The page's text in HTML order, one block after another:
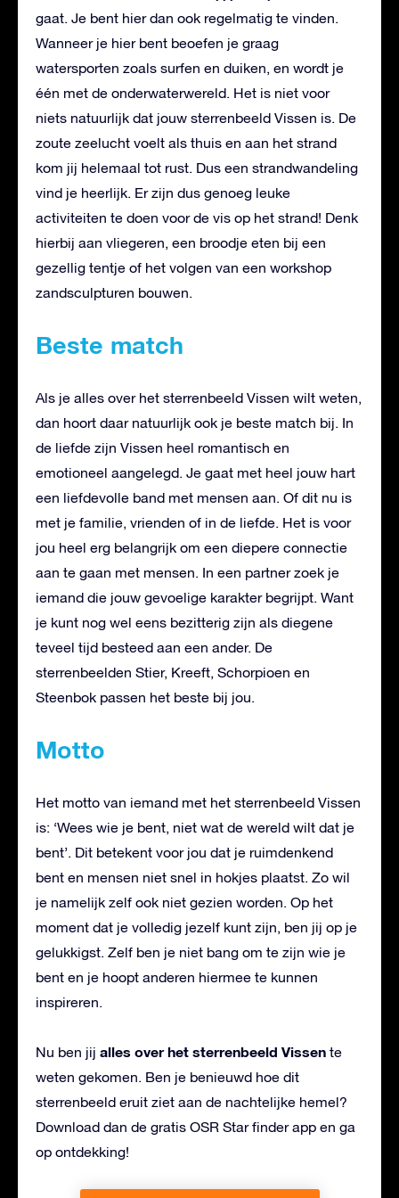
gaat. Je bent hier dan ook regelmatig te vinden.
Wanneer je hier bent beoefen je graag
watersporten zoals surfen en duiken, en wordt je
één met de onderwaterwereld. Het is niet voor
niets natuurlijk dat jouw sterrenbeeld Vissen is. De
zoute zeelucht voelt als thuis en aan het strand
kom jij helemaal tot rust. Dus een strandwandeling
vind je heerlijk. Er zijn dus genoeg leuke
activiteiten te doen voor de vis op het strand! Denk
hierbij aan vliegeren, een broodje eten bij een
gezellig tentje of het volgen van een workshop
zandsculpturen bouwen.
Beste match
Als je alles over het sterrenbeeld Vissen wilt weten,
dan hoort daar natuurlijk ook je beste match bij. In
de liefde zijn Vissen heel romantisch en
emotioneel aangelegd. Je gaat met heel jouw hart
een liefdevolle band met mensen aan. Of dit nu is
met je familie, vrienden of in de liefde. Het is voor
jou heel erg belangrijk om een diepere connectie
aan te gaan met mensen. In een partner zoek je
iemand die jouw gevoelige karakter begrijpt. Want
je kunt nog wel eens bezitterig zijn als diegene
teveel tijd besteed aan een ander. De
sterrenbeelden Stier, Kreeft, Schorpioen en
Steenbok passen het beste bij jou.
Motto
Het motto van iemand met het sterrenbeeld Vissen
is: ‘Wees wie je bent, niet wat de wereld wilt dat je
bent’. Dit betekent voor jou dat je ruimdenkend
bent en mensen niet snel in hokjes plaatst. Zo wil
je namelijk zelf ook niet gezien worden. Op het
moment dat je volledig jezelf kunt zijn, ben jij op je
gelukkigst. Zelf ben je niet bang om te zijn wie je
bent en je hoopt anderen hiermee te kunnen
inspireren.
Nu ben jij alles over het sterrenbeeld Vissen te
weten gekomen. Ben je benieuwd hoe dit
sterrenbeeld eruit ziet aan de nachtelijke hemel?
Download dan de gratis OSR Star finder app en ga
op ontdekking!